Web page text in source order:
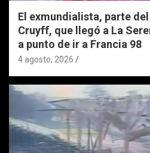
El exmundialista, parte
Cruyff, que llegó a La
a punto de ir a Francia 98
4 agosto, 2026